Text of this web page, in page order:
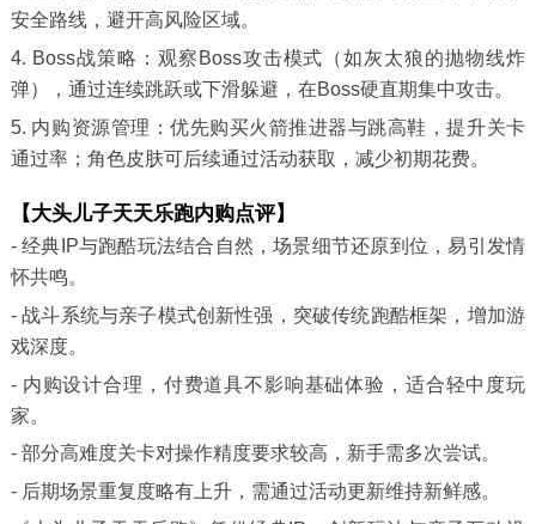
安全路线，避开高风险区域。
4. Boss战策略：观察Boss攻击模式（如灰太狼的抛物线炸
弹），通过连续跳跃或下滑躲避，在Boss硬直期集中攻击。
5. 内购资源管理：优先购买火箭推进器与跳高鞋，提升关卡
通过率；角色皮肤可后续通过活动获取，减少初期花费。
【大头儿子天天乐跑内购点评】
- 经典IP与跑酷玩法结合自然，场景细节还原到位，易引发情
怀共鸣。
- 战斗系统与亲子模式创新性强，突破传统跑酷框架，增加游
戏深度。
- 内购设计合理，付费道具不影响基础体验，适合轻中度玩
家。
- 部分高难度关卡对操作精度要求较高，新手需多次尝试。
- 后期场景重复度略有上升，需通过活动更新维持新鲜感。